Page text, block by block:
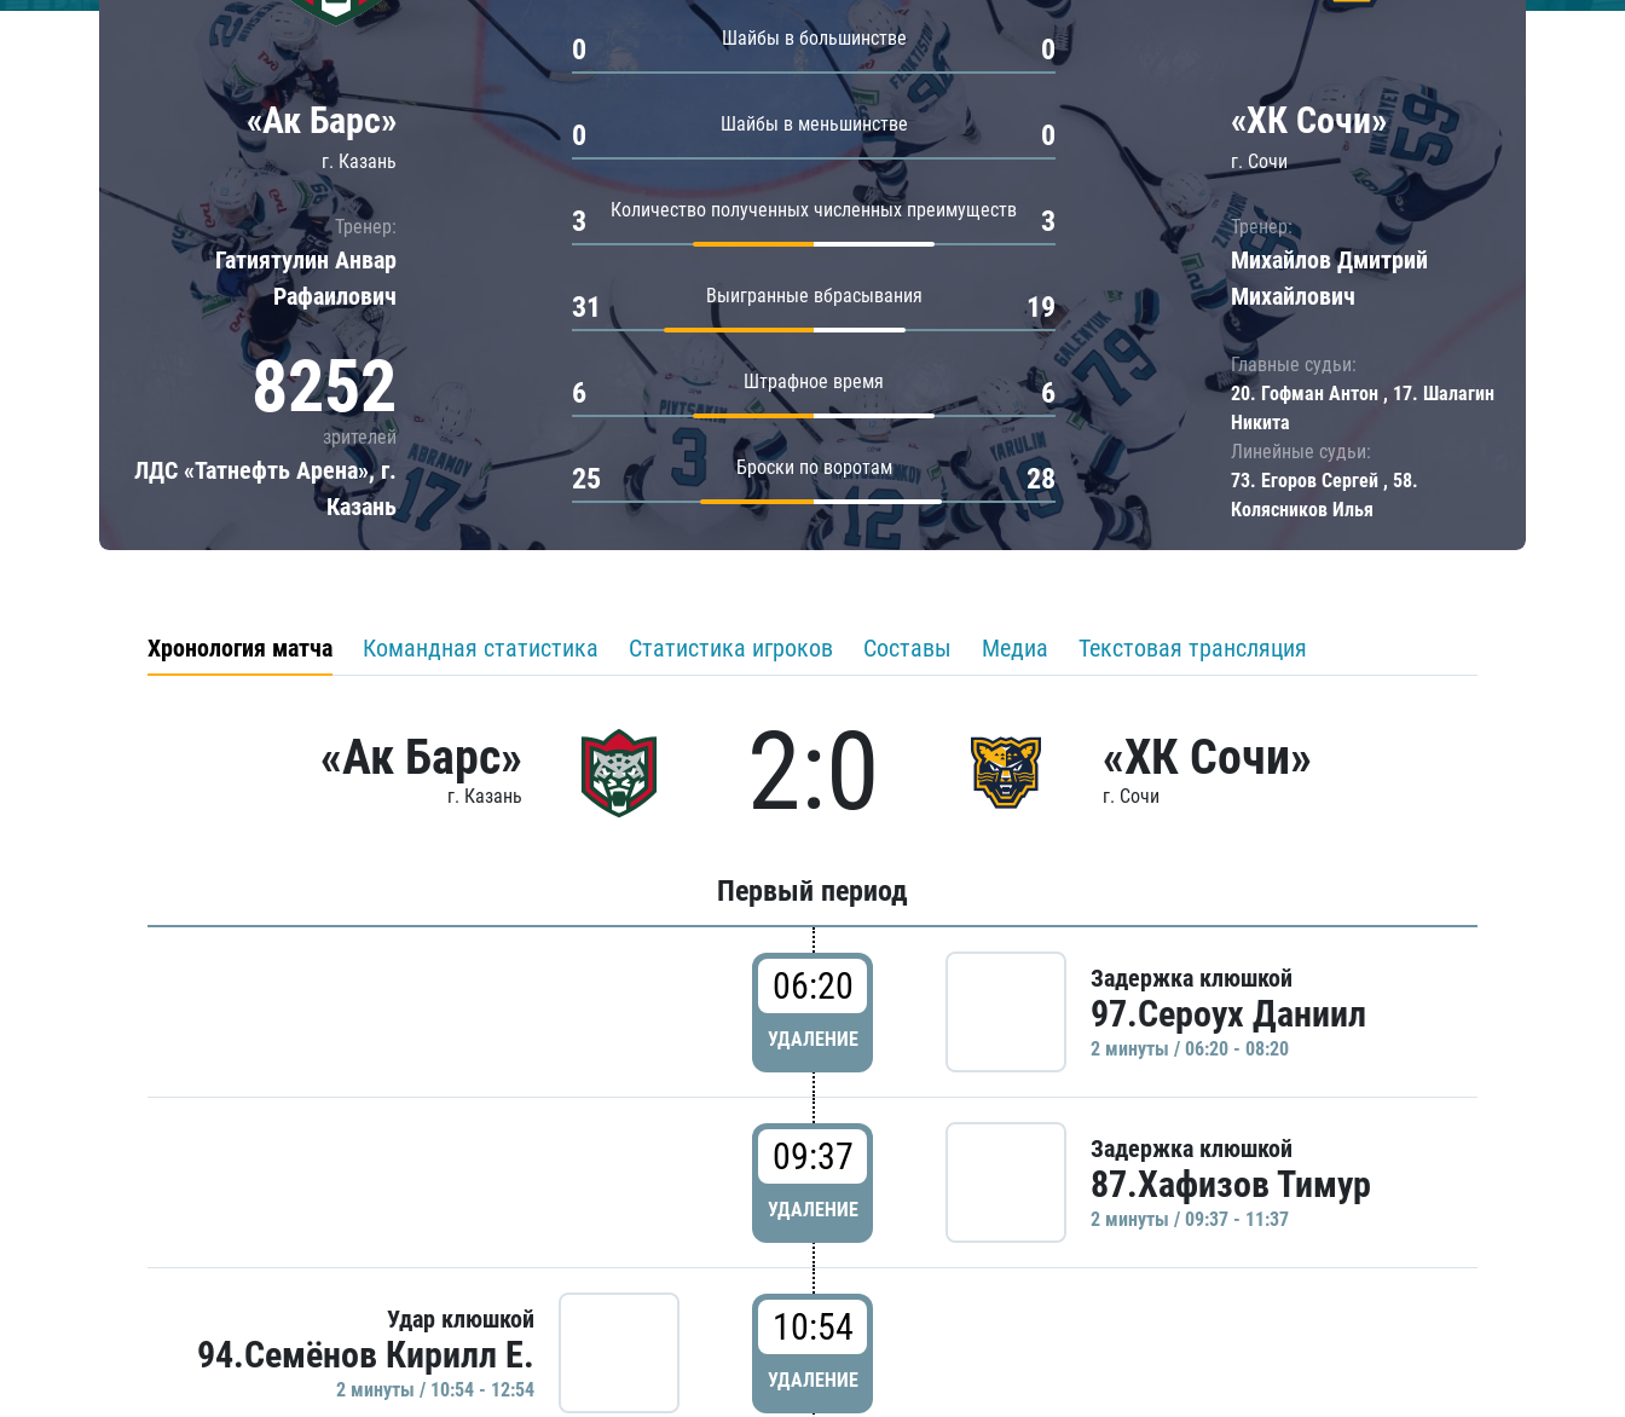
Локомотив
ЦСКА
Шанхайские Драконы
«Ак Барс»
г. Казань
Тренер:
Гатиятулин Анвар
Рафаилович
8252
зрителей
ЛДС «Татнефть Арена», г.
Казань
Шайбы в большинстве
0 0
Шайбы в меньшинстве
0 0
Количество полученных численных преимуществ
3 3
Выигранные вбрасывания
31 19
Штрафное время
6 6
Броски по воротам
25 28
«ХК Сочи»
г. Сочи
Тренер:
Михайлов Дмитрий
Михайлович
Главные судьи:
20. Гофман Антон , 17. Шалагин
Никита
Линейные судьи:
73. Егоров Сергей , 58.
Колясников Илья
Хронология матча Командная статистика Статистика игроков Составы Медиа Текстовая трансляция
«Ак Барс»
г. Казань 2:0 «ХК Сочи»
г. Сочи
Первый период
06:20
УДАЛЕНИЕ
Задержка клюшкой
97.Сероух Даниил
2 минуты / 06:20 - 08:20
09:37
УДАЛЕНИЕ
Задержка клюшкой
87.Хафизов Тимур
2 минуты / 09:37 - 11:37
Удар клюшкой
94.Семёнов Кирилл Е.
2 минуты / 10:54 - 12:54
10:54
УДАЛЕНИЕ